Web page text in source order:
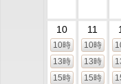
10
10時
13時
15時
11
10時
13時
15時